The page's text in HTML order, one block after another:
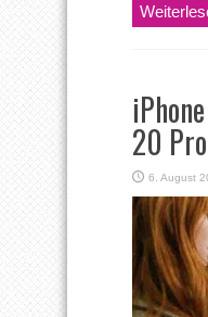
20
6. August